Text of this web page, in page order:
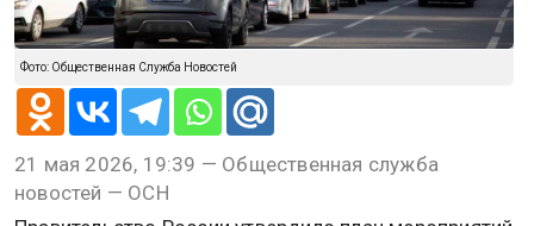
Фото: Общественная Служба Новостей
21 мая 2026, 19:39 — Общественная служба
новостей — ОСН